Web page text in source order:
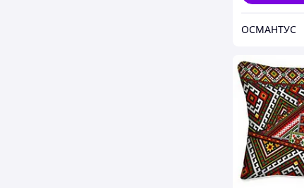
ОСМАНТУС